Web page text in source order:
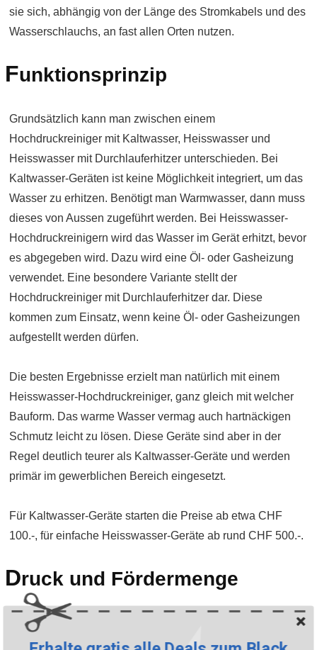
sie sich, abhängig von der Länge des Stromkabels und des
Wasserschlauchs, an fast allen Orten nutzen.
Funktionsprinzip
Grundsätzlich kann man zwischen einem
Hochdruckreiniger mit Kaltwasser, Heisswasser und
Heisswasser mit Durchlauferhitzer unterschieden. Bei
Kaltwasser-Geräten ist keine Möglichkeit integriert, um das
Wasser zu erhitzen. Benötigt man Warmwasser, dann muss
dieses von Aussen zugeführt werden. Bei Heisswasser-
Hochdruckreinigern wird das Wasser im Gerät erhitzt, bevor
es abgegeben wird. Dazu wird eine Öl- oder Gasheizung
verwendet. Eine besondere Variante stellt der
Hochdruckreiniger mit Durchlauferhitzer dar. Diese
kommen zum Einsatz, wenn keine Öl- oder Gasheizungen
aufgestellt werden dürfen.
Die besten Ergebnisse erzielt man natürlich mit einem
Heisswasser-Hochdruckreiniger, ganz gleich mit welcher
Bauform. Das warme Wasser vermag auch hartnäckigen
Schmutz leicht zu lösen. Diese Geräte sind aber in der
Regel deutlich teurer als Kaltwasser-Geräte und werden
primär im gewerblichen Bereich eingesetzt.
Für Kaltwasser-Geräte starten die Preise ab etwa CHF
100.-, für einfache Heisswasser-Geräte ab rund CHF 500.-.
Druck und Fördermenge
Bei Hochdruckreinigern wird das Wasser mit starkem Druck
aus der Düse gedrückt. Die daraus entstehende Kraft trifft